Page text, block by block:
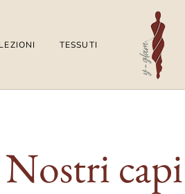
TESSUTI